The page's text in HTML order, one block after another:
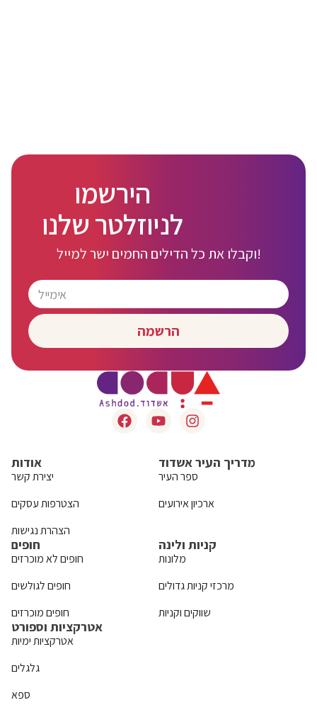
הירשמו
לניוזלטר שלנו
וקבלו את כל הדילים החמים ישר למייל!
הרשמה
אודות
יצירת קשר
הצטרפות עסקים
הצהרת נגישות
מדריך העיר אשדוד
ספר העיר
ארכיון אירועים
חופים
חופים לא מוכרזים
חופים לגולשים
חופים מוכרזים
קניות ולינה
מלונות
מרכזי קניות גדולים
שווקים וקניות
אטרקציות וספורט
אטרקציות ימיות
גלגלים
ספא